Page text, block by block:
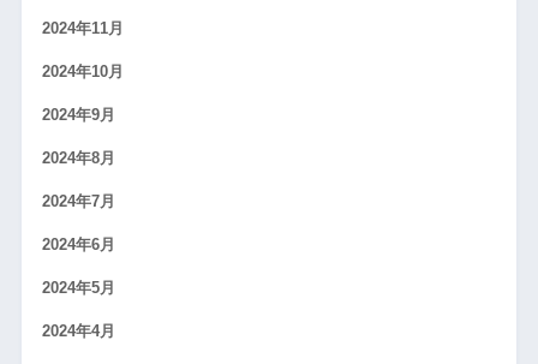
2024年11月
2024年10月
2024年9月
2024年8月
2024年7月
2024年6月
2024年5月
2024年4月